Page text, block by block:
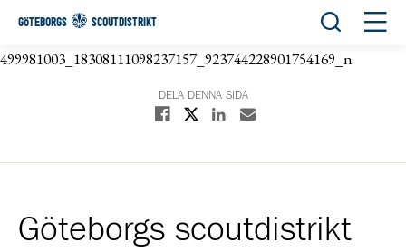
GÖTEBORGS SCOUTDISTRIKT Öppna
499981003_18308111098237157_923744228901754169_n
DELA DENNA SIDA
Dela på Facebook
Dela på XDela på Linkedin
Dela med E-post
Göteborgs scoutdistrikt